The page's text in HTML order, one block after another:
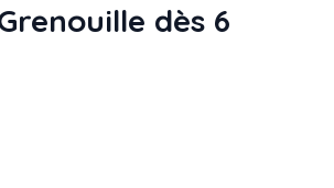
dès 6